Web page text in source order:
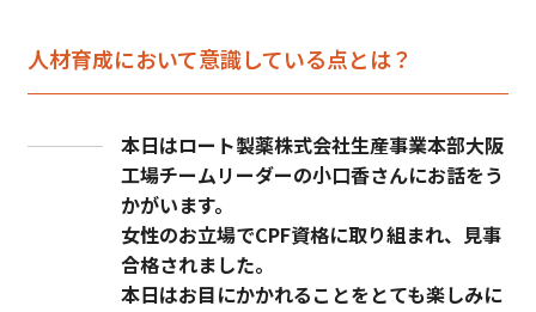
人材育成において意識している点とは？
本日はロート製薬株式会社生産事業本部大阪
工場チームリーダーの小口香さんにお話をう
かがいます。
女性のお立場でCPF資格に取り組まれ、見事
合格されました。
本日はお目にかかれることをとても楽しみに